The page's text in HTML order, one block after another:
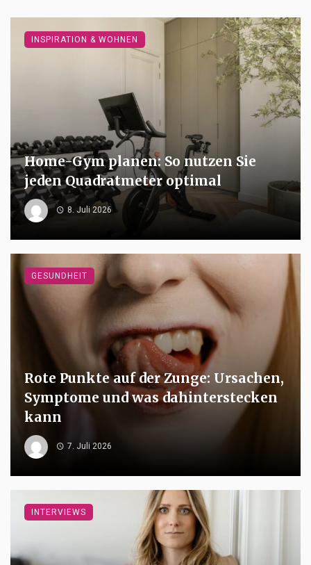
Home-Gym planen: So nutzen Sie
jeden Quadratmeter optimal
8. Juli 2026
INSPIRATION & WOHNEN
Rote Punkte auf der Zunge: Ursachen,
Symptome und was dahinterstecken
kann
7. Juli 2026
GESUNDHEIT
INTERVIEWS